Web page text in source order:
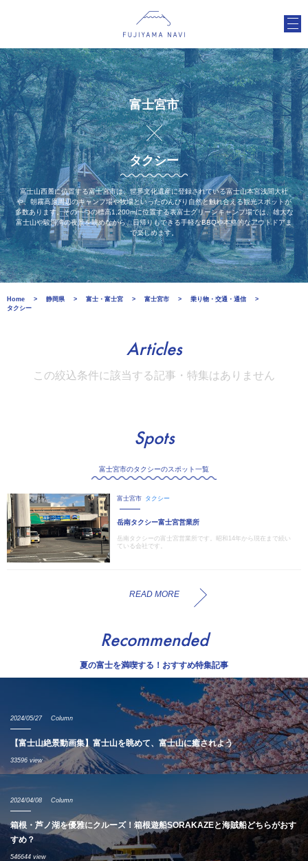
富士宮市
タクシー
富士山西麓に位置する富士宮市は、世界文化遺産に登録されている富士山本宮浅間大社
や、朝霧高原周辺のキャンプ場や牧場といったのんびり自然と触れ合える観光スポットが
多数あります。その一つの標高1,200mに位置する表富士グリーンキャンプ場では、雄大な
富士山や駿河湾の夜景を眺めながら、日帰りもできる手軽なBBQや本格的なアウトドアま
で楽しめます。
Home 静岡県 富士・富士宮 富士宮市
乗り物・交通・通信
タクシー
Articles
この絞込条件に該当する記事・特集はありません
Spots
富士宮市のタクシーのスポット一覧
富士宮市 タクシー
岳南タクシー富士宮営業所
岳南タクシーの富士宮営業所です。昭和14年から現在まで続い
ている会社です。
READ MORE
Recommended
夏の富士を満喫する！おすすめ特集記事
2024/05/27 Column
【富士山絶景動画集】富士山を眺めて、富士山に癒されよう
33596 view
2024/04/08 Column
箱根・芦ノ湖を優雅にクルーズ！箱根遊船SORAKAZEと海賊船どちらがおす
すめ？
546644 view